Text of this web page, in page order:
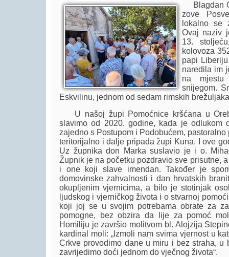
Blagdan
zove
lokalno se
Ovaj naziv
13.
kolovoza
papi
naredila im
na
snijegom.
Eskvilinu, jednom od sedam rimskih
U našoj župi Pomoćnice kršćana u
slavimo od 2020. godine, kada je odlukom
zajedno s Postupom i Podobućem,
teritorijalno i dalje pripada župi Kuna. I ove
Uz župnika don Marka suslavio je i o.
Župnik je na početku pozdravio sve prisutne,
i one koji slave imendan. Također je
domovinske zahvalnosti i dan hrvatskih
okupljenim vjernicima, a bilo je stotinjak
ljudskog i vjerničkog života i o stvarnoj
koji joj se u svojim potrebama obrate za
pomogne, bez obzira da lije za pomoć
Homiliju je završio molitvom bl. Alojzija
kardinal moli: „Izmoli nam svima vjernost u
Crkve provodimo dane u miru i bez straha, u
zavrijedimo doći jednom do vječnog života“.